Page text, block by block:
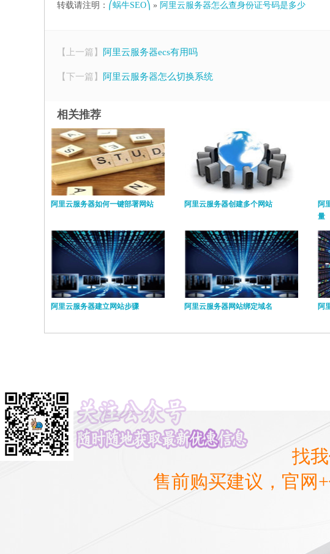
转载请注明： ⎛蜗牛SEO⎞ » 阿里云服务器怎么查身份证号码是多少
【上一篇】 阿里云服务器ecs有用吗
【下一篇】 阿里云服务器怎么切换系统
相关推荐
阿里云服务器如何一键部署网站 阿里云服务器创建多个网站
阿
量
阿里云服务器建立网站步骤 阿里云服务器网站绑定域名 阿
找
售前购买建议，官网